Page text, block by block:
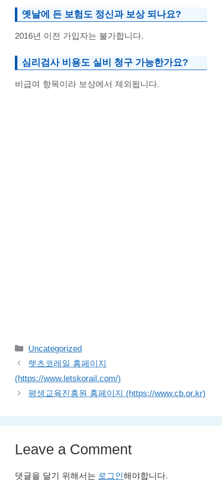
옛날에 든 보험도 정신과 보상 되나요?
2016년 이전 가입자는 불가합니다.
심리검사 비용도 실비 청구 가능한가요?
비급여 항목이라 보상에서 제외됩니다.
Categories
Uncategorized
렛츠코레일 홈페이지
(https://www.letskorail.com/)
평생교육진흥원 홈페이지 (https://www.cb.or.kr)
Leave a Comment
댓글을 달기 위해서는 로그인해야합니다.